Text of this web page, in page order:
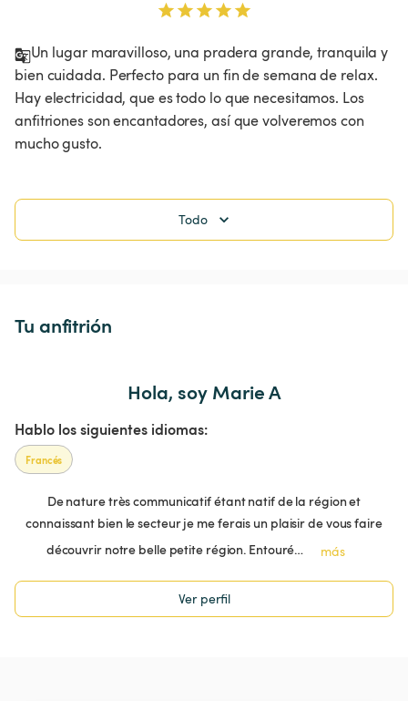
Un lugar maravilloso, una pradera grande, tranquila y
bien cuidada. Perfecto para un fin de semana de relax.
Hay electricidad, que es todo lo que necesitamos. Los
anfitriones son encantadores, así que volveremos con
mucho gusto.
Todo
Tu anfitrión
Hola, soy Marie A
Hablo los siguientes idiomas:
Francés
De nature très communicatif étant natif de la région et
connaissant bien le secteur je me ferais un plaisir de vous faire
découvrir notre belle petite région. Entouré…
más
Ver perfil